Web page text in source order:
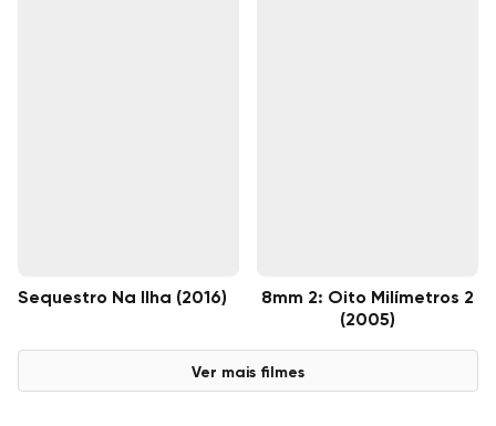
Sequestro Na Ilha (2016)
8mm 2: Oito Milímetros 2
(2005)
Ver mais filmes